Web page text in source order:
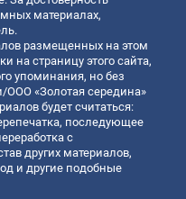
материалах,
размещенных на этом
на страницу этого сайта,
упоминания, но без
«Золотая середина»
будет считаться:
последующее
с
других материалов,
и другие подобные